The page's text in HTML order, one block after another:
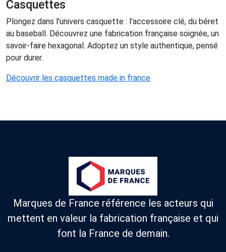
Casquettes
Plongez dans l'univers casquette : l'accessoire clé, du béret
au baseball. Découvrez une fabrication française soignée, un
savoir-faire hexagonal. Adoptez un style authentique, pensé
pour durer.
Découvrir les casquettes made in france
Marques de France référence les acteurs qui
mettent en valeur la fabrication française et qui
font la France de demain.